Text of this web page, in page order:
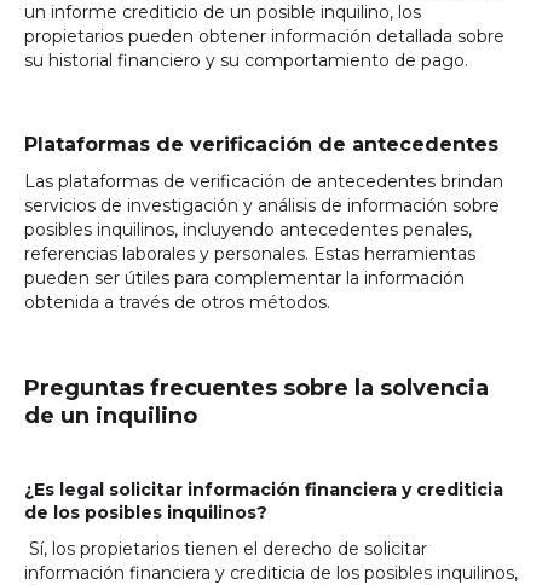
un informe crediticio de un posible inquilino, los
propietarios pueden obtener información detallada sobre
su historial financiero y su comportamiento de pago.
Plataformas de verificación de antecedentes
Las plataformas de verificación de antecedentes brindan
servicios de investigación y análisis de información sobre
posibles inquilinos, incluyendo antecedentes penales,
referencias laborales y personales. Estas herramientas
pueden ser útiles para complementar la información
obtenida a través de otros métodos.
Preguntas frecuentes sobre la solvencia
de un inquilino
¿Es legal solicitar información financiera y crediticia
de los posibles inquilinos?
Sí, los propietarios tienen el derecho de solicitar
información financiera y crediticia de los posibles inquilinos,